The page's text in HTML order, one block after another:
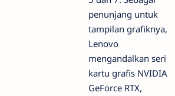
penunjang untuk
tampilan grafiknya,
Lenovo
mengandalkan seri
kartu grafis NVIDIA
GeForce RTX,